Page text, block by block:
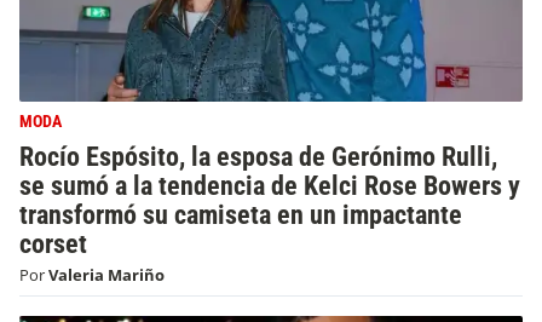
MODA
Rocío Espósito, la esposa de Gerónimo Rulli,
se sumó a la tendencia de Kelci Rose Bowers y
transformó su camiseta en un impactante
corset
PorValeria Mariño